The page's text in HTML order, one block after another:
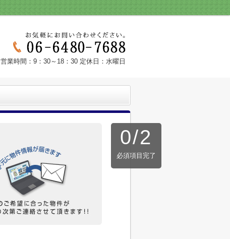
営業時間：9：30～18：30 定休日：水曜日
0/2
必須項目完了